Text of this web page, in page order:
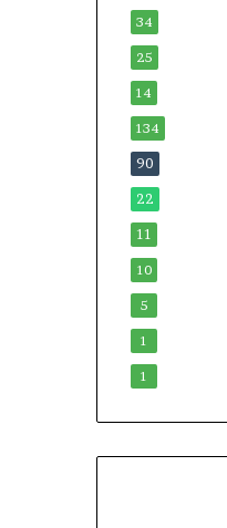
34
25
14
134
90
22
11
10
5
1
1